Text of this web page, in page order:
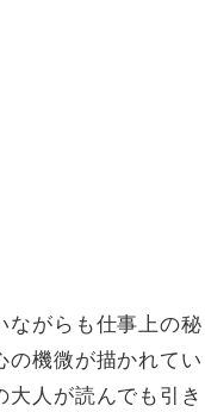
ながらも仕事上の秘
の機微が描かれてい
人が読んでも引き